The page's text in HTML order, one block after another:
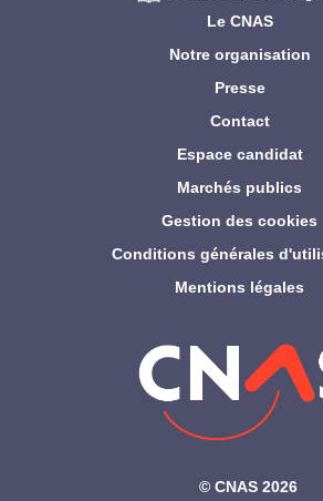
©‎ CNAS 2026
Le CNAS
Notre organisation
Presse
Contact
Espace candidat
Marchés publics
Gestion des cookies
Conditions générales
Mentions légales